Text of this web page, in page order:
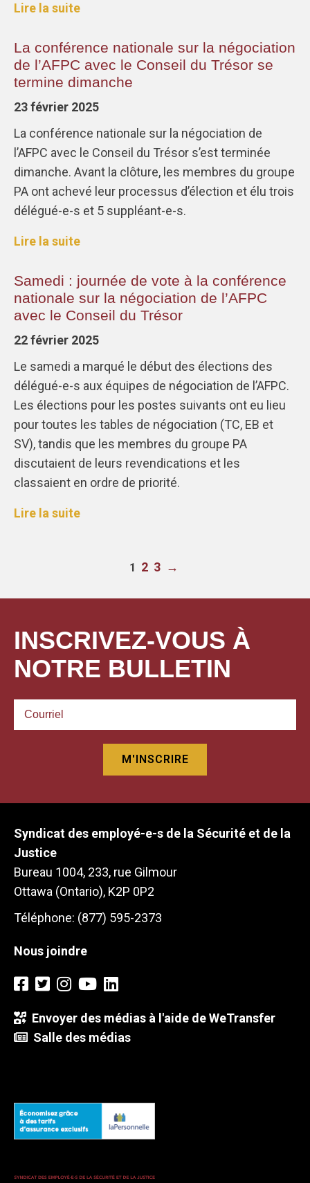
Lire la suite
La conférence nationale sur la négociation
de l’AFPC avec le Conseil du Trésor se
termine dimanche
23 février 2025
La conférence nationale sur la négociation de
l’AFPC avec le Conseil du Trésor s’est terminée
dimanche. Avant la clôture, les membres du groupe
PA ont achevé leur processus d’élection et élu trois
délégué-e-s et 5 suppléant-e-s.
Lire la suite
Samedi : journée de vote à la conférence
nationale sur la négociation de l’AFPC
avec le Conseil du Trésor
22 février 2025
Le samedi a marqué le début des élections des
délégué-e-s aux équipes de négociation de l’AFPC.
Les élections pour les postes suivants ont eu lieu
pour toutes les tables de négociation (TC, EB et
SV), tandis que les membres du groupe PA
discutaient de leurs revendications et les
classaient en ordre de priorité.
Lire la suite
1 2 3 →
INSCRIVEZ-VOUS À
NOTRE BULLETIN
Syndicat des employé-e-s de la Sécurité et de la
Justice
Bureau 1004, 233, rue Gilmour
Ottawa (Ontario), K2P 0P2
Téléphone: (877) 595-2373
Nous joindre
Envoyer des médias à l'aide de WeTransfer
Salle des médias